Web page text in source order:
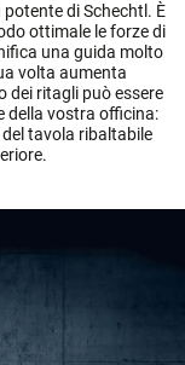
di Schechtl. È
ottimale le forze di
una guida molto
volta aumenta
dei ritagli può essere
della vostra officina:
tavola ribaltabile